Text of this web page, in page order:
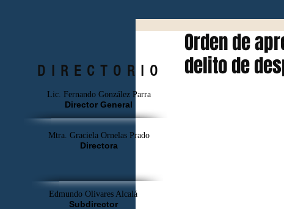
Orden de
delito de
DIRECTORIO
Lic. Fernando González Parra
Director General
Mtra. Graciela Ornelas Prado
Directora
Edmundo Olivares Alcalá
Subdirector